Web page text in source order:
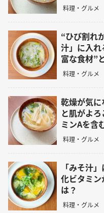
料理・グルメ
“ひび割れ
汁」に入
富な食材”
料理・グルメ
乾燥が気
と肌がよ
ミンAを含
料理・グルメ
「みそ汁
化ビタミ
は？
料理・グルメ